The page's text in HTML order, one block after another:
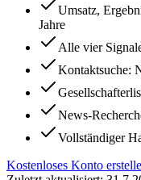
Umsatz,
Jahre
Alle vier
Kontaktsuche:
News-
Vollständiger
Kostenloses Konto